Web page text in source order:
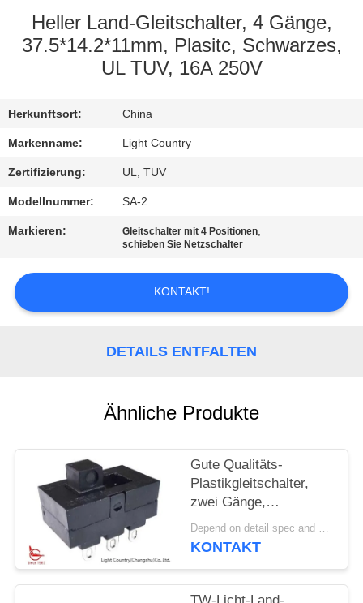
ÜBER
UNS
AUSFLUG
QUALITÄTSKONTROLLE
TRETEN
MIT
UNS
VERBINDUNG
NACHRICHTEN
FÄLLE
SITEMAP
PRIVACY
POLICY
Heller Land-Gleitschalter, 4 Gänge,
37.5*14.2*11mm, Plasitc, Schwarzes,
UL TUV, 16A 250V
Herkunftsort: China
Markenname: Light Country
Zertifizierung: UL, TUV
Modellnummer: SA-2
Markieren: Gleitschalter mit 4 Positionen,
schieben Sie Netzschalter
KONTAKT!
DETAILS ENTFALTEN
Ähnliche Produkte
Gute Qualitäts-
Plastikgleitschalter,
zwei Gänge,
22*14*8mm,
Schwarzes, UL TUV,
Depend on detail spec and quantity. MOQ:1000pcs
KONTAKT